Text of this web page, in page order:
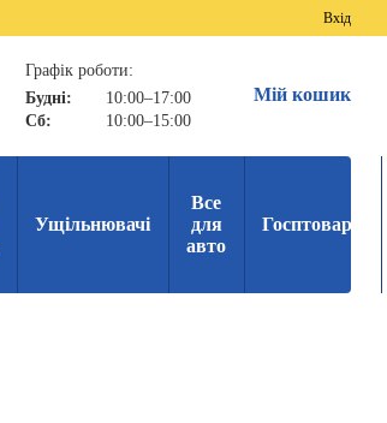
Вхід
Графік роботи:
Будні:
10:00–17:00
Сб:
10:00–15:00
Мій кошик
Ущільнювачі
Все
для
авто
Госптовари